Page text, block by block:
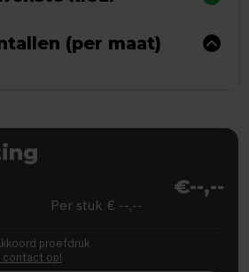
(per maat)
€--,--
Per stuk € --,--
proefdruk
contact op!